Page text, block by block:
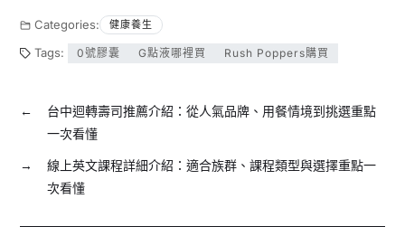
Categories: 健康養生
Tags: 0號膠囊 G點液哪裡買 Rush Poppers購買
←
台中迴轉壽司推薦介紹：從人氣品牌、用餐情境到挑選重點
一次看懂
→
線上英文課程詳細介紹：適合族群、課程類型與選擇重點一
次看懂